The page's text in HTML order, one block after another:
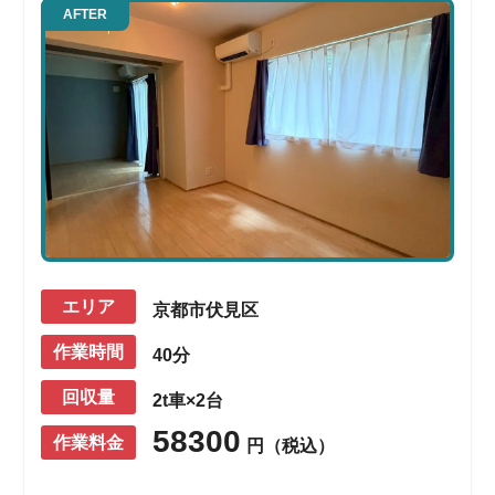
AFTER
エリア 京都市伏見区
作業時間 40分
回収量 2t車×2台
作業料金 58300 円（税込）